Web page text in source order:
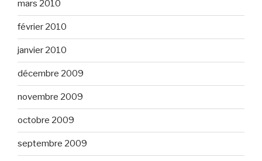
mars 2010
février 2010
janvier 2010
décembre 2009
novembre 2009
octobre 2009
septembre 2009